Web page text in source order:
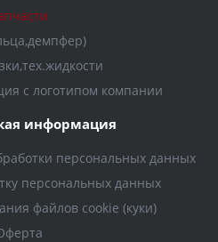
с логотипом компании
информация
персональных данных
персональных данных
файлов cookie (куки)